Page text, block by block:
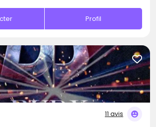
Profil
11 avis